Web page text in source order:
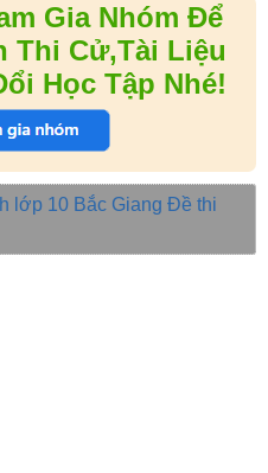
Gia Nhóm Để
Thi Cử,Tài Liệu
Học Tập Nhé!
lớp 10 Bắc Giang Đề thi